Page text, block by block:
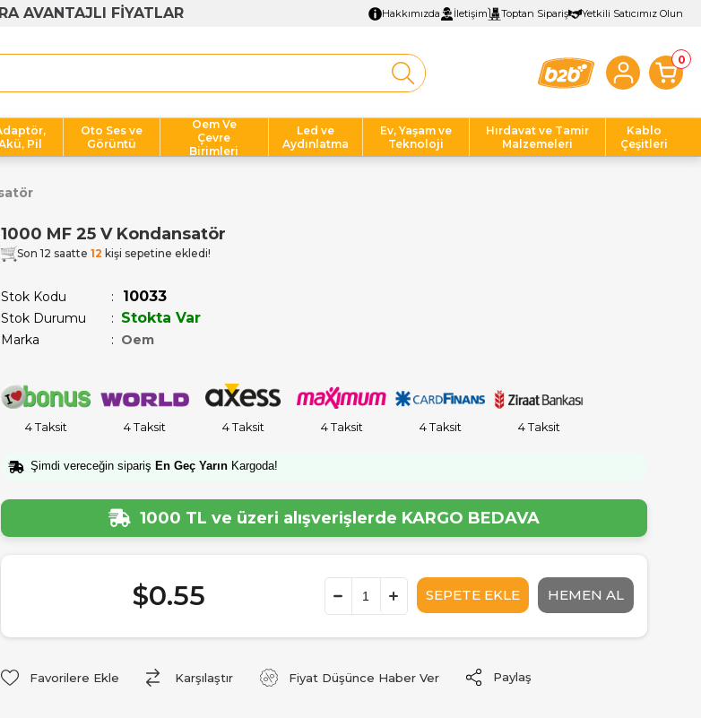
ÜCRETSİZ KARGO Hakkımızda İletişim Toptan Sipariş Yetkili Satıcımız Olun
0
Pil
Oto Ses ve
Görüntü
Oem Ve
Çevre
Birimleri
Led ve
Aydınlatma
Ev, Yaşam ve
Teknoloji
Hırdavat ve Tamir
Malzemeleri
Kablo
Çeşitleri
1000 MF 25 V Kondansatör
Son 12 saatte 12 kişi sepetine ekledi!
Stok Kodu 10033
Stok Durumu : Stokta Var
Marka : Oem
4 Taksit 4 Taksit 4 Taksit 4 Taksit 4 Taksit 4 Taksit
Şimdi vereceğin sipariş En Geç Yarın Kargoda!
1000 TL ve üzeri alışverişlerde KARGO BEDAVA
$0.55
Favorilere Ekle Karşılaştır Fiyat Düşünce Haber Ver Paylaş